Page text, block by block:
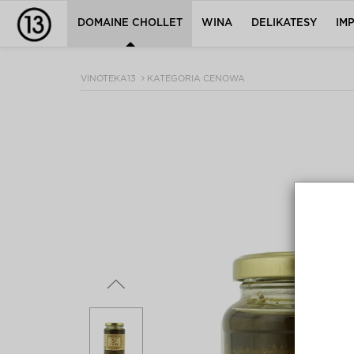
DOMAINE CHOLLET WINA DELIKATESY
VINOTEKA13 KATEGORIA CENOWA